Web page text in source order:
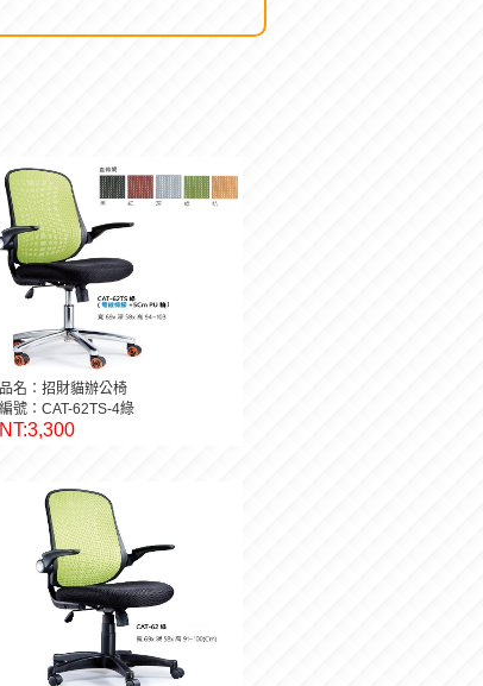
品名：招財貓辦公椅
編號：CAT-62TS-4綠
NT:3,300